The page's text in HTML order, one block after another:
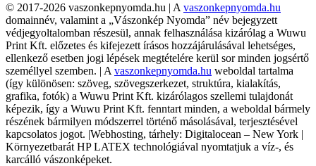
© 2017-2026 vaszonkepnyomda.hu | A vaszonkepnyomda.hu
domainnév, valamint a „Vászonkép Nyomda” név bejegyzett
védjegyoltalomban részesül, annak felhasználása kizárólag a Wuwu
Print Kft. előzetes és kifejezett írásos hozzájárulásával lehetséges,
ellenkező esetben jogi lépések megtételére kerül sor minden jogsértő
személlyel szemben. | A vaszonkepnyomda.hu weboldal tartalma
(így különösen: szöveg, szövegszerkezet, struktúra, kialakítás,
grafika, fotók) a Wuwu Print Kft. kizárólagos szellemi tulajdonát
képezik, így a Wuwu Print Kft. fenntart minden, a weboldal bármely
részének bármilyen módszerrel történő másolásával, terjesztésével
kapcsolatos jogot. |Webhosting, tárhely: Digitalocean – New York |
Környezetbarát HP LATEX technológiával nyomtatjuk a víz-, és
karcálló vászonképeket.